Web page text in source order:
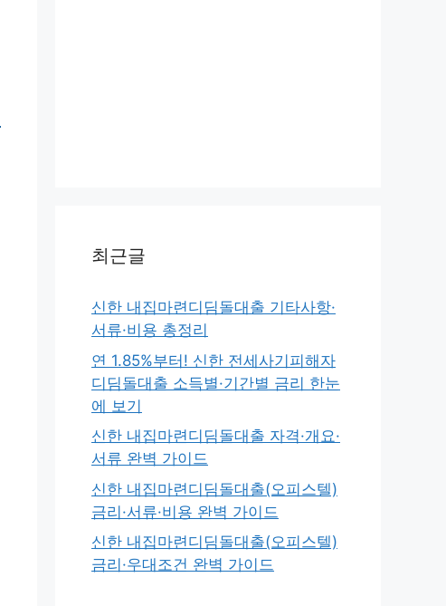
최근글
신한 내집마련디딤돌대출 기타사항·
서류·비용 총정리
연 1.85%부터! 신한 전세사기피해자
디딤돌대출 소득별·기간별 금리 한눈
에 보기
신한 내집마련디딤돌대출 자격·개요·
서류 완벽 가이드
신한 내집마련디딤돌대출(오피스텔)
금리·서류·비용 완벽 가이드
신한 내집마련디딤돌대출(오피스텔)
금리·우대조건 완벽 가이드